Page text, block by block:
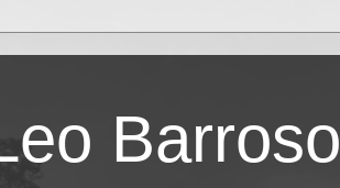
Barroso